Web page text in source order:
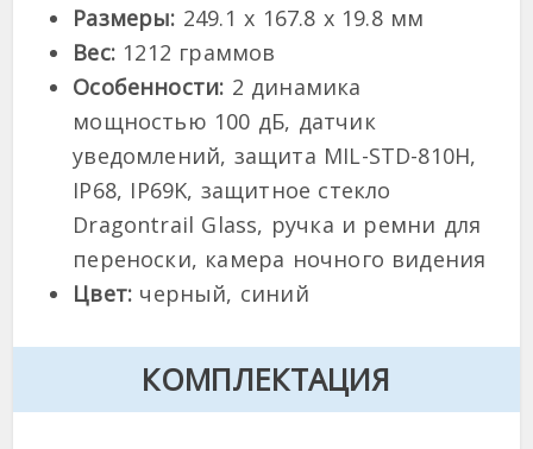
Размеры: 249.1 x 167.8 x 19.8 мм
Вес:1212 граммов
Особенности: 2 динамика
мощностью 100 дБ, датчик
уведомлений, защита MIL-STD-810H,
IP68, IP69K, защитное стекло
Dragontrail Glass, ручка и ремни для
переноски, камера ночного видения
Цвет: черный, синий
КОМПЛЕКТАЦИЯ